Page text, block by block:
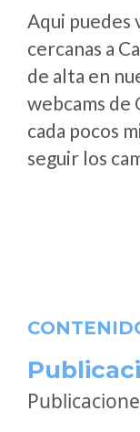
Aqui puedes
cercanas a
de alta en
webcams de
cada pocos
seguir los